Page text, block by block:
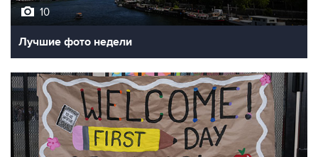
10
Лучшие фото недели